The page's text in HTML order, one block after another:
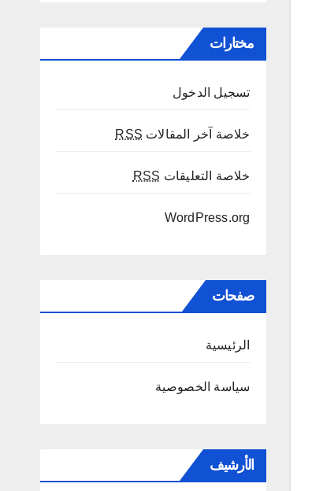
يهمك
مختارات
تسجيل الدخول
خلاصة آخر المقالات RSS
خلاصة التعليقات RSS
WordPress.org
صفحات
الرئيسية
سياسة الخصوصية
الأرشيف